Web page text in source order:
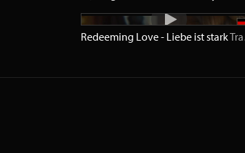
Redeeming Love - Liebe ist starkTrailer